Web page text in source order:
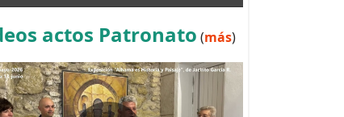
actos Patronato (más)